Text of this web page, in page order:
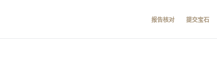
报告核对 提交宝石